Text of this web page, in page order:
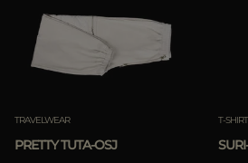
TRAVELWEAR
PRETTY TUTA-OSJ
T-